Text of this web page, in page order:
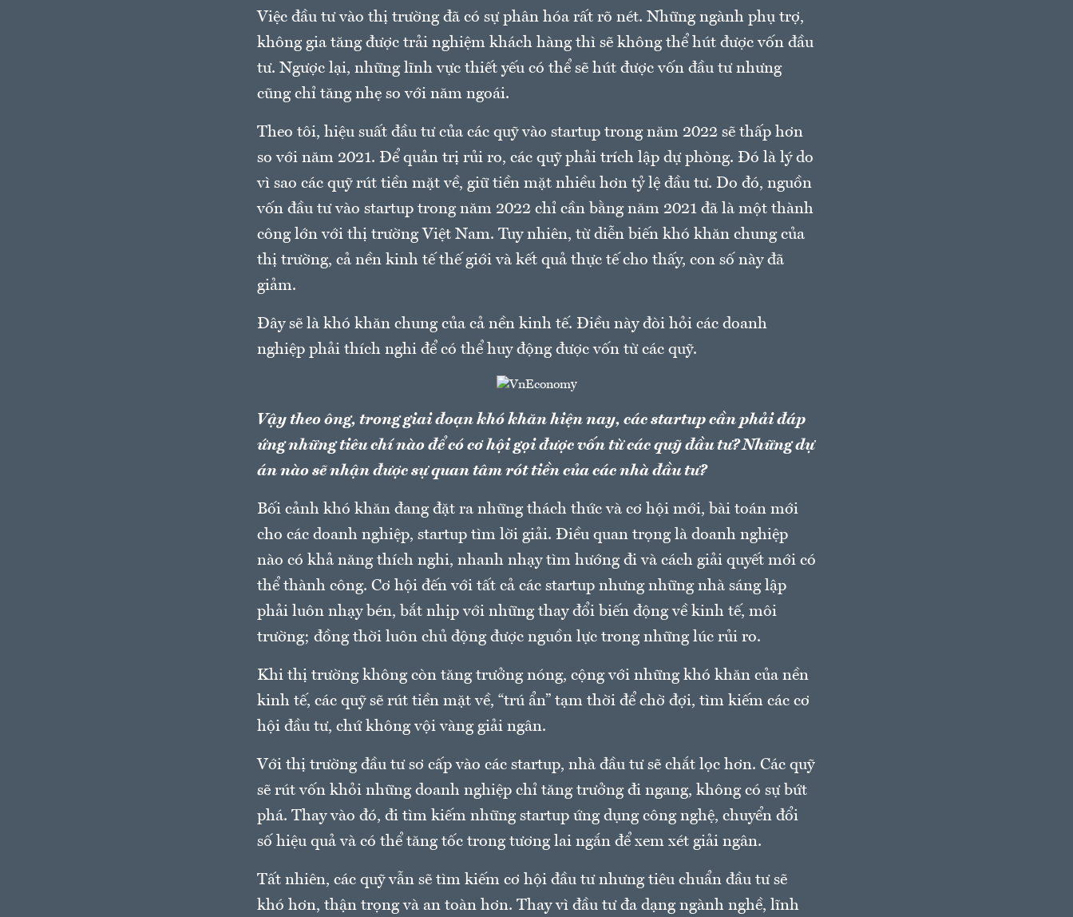
Việc đầu tư vào thị trường đã có sự phân hóa rất rõ nét. Những ngành phụ trợ,
không gia tăng được trải nghiệm khách hàng thì sẽ không thể hút được vốn đầu
tư. Ngược lại, những lĩnh vực thiết yếu có thể sẽ hút được vốn đầu tư nhưng
cũng chỉ tăng nhẹ so với năm ngoái.
Theo tôi, hiệu suất đầu tư của các quỹ vào startup trong năm 2022 sẽ thấp hơn
so với năm 2021. Để quản trị rủi ro, các quỹ phải trích lập dự phòng. Đó là lý do
vì sao các quỹ rút tiền mặt về, giữ tiền mặt nhiều hơn tỷ lệ đầu tư. Do đó, nguồn
vốn đầu tư vào startup trong năm 2022 chỉ cần bằng năm 2021 đã là một thành
công lớn với thị trường Việt Nam. Tuy nhiên, từ diễn biến khó khăn chung của
thị trường, cả nền kinh tế thế giới và kết quả thực tế cho thấy, con số này đã
giảm.
Đây sẽ là khó khăn chung của cả nền kinh tế. Điều này đòi hỏi các doanh
nghiệp phải thích nghi để có thể huy động được vốn từ các quỹ.
Vậy theo ông, trong giai đoạn khó khăn hiện nay, các startup cần phải đáp
ứng những tiêu chí nào để có cơ hội gọi được vốn từ các quỹ đầu tư? Những dự
án nào sẽ nhận được sự quan tâm rót tiền của các nhà đầu tư?
Bối cảnh khó khăn đang đặt ra những thách thức và cơ hội mới, bài toán mới
cho các doanh nghiệp, startup tìm lời giải. Điều quan trọng là doanh nghiệp
nào có khả năng thích nghi, nhanh nhạy tìm hướng đi và cách giải quyết mới có
thể thành công. Cơ hội đến với tất cả các startup nhưng những nhà sáng lập
phải luôn nhạy bén, bắt nhịp với những thay đổi biến động về kinh tế, môi
trường; đồng thời luôn chủ động được nguồn lực trong những lúc rủi ro.
Khi thị trường không còn tăng trưởng nóng, cộng với những khó khăn của nền
kinh tế, các quỹ sẽ rút tiền mặt về, “trú ẩn” tạm thời để chờ đợi, tìm kiếm các cơ
hội đầu tư, chứ không vội vàng giải ngân.
Với thị trường đầu tư sơ cấp vào các startup, nhà đầu tư sẽ chắt lọc hơn. Các quỹ
sẽ rút vốn khỏi những doanh nghiệp chỉ tăng trưởng đi ngang, không có sự bứt
phá. Thay vào đó, đi tìm kiếm những startup ứng dụng công nghệ, chuyển đổi
số hiệu quả và có thể tăng tốc trong tương lai ngắn để xem xét giải ngân.
Tất nhiên, các quỹ vẫn sẽ tìm kiếm cơ hội đầu tư nhưng tiêu chuẩn đầu tư sẽ
khó hơn, thận trọng và an toàn hơn. Thay vì đầu tư đa dạng ngành nghề, lĩnh